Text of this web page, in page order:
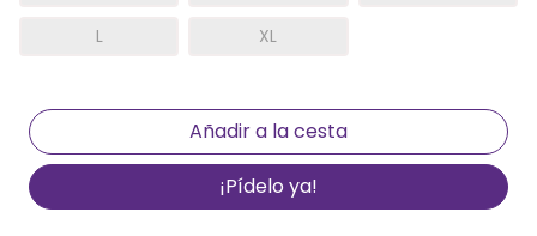
L XL
¡Pídelo ya!